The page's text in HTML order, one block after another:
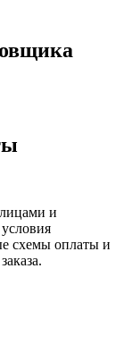
и
схемы оплаты и